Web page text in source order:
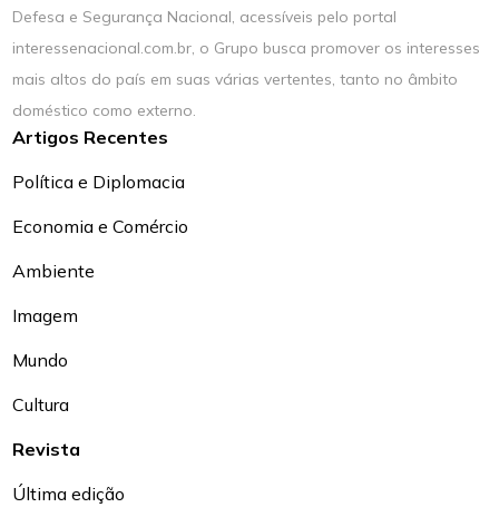
Defesa e Segurança Nacional, acessíveis pelo portal
interessenacional.com.br, o Grupo busca promover os interesses
mais altos do país em suas várias vertentes, tanto no âmbito
doméstico como externo.
Artigos Recentes
Política e Diplomacia
Economia e Comércio
Ambiente
Imagem
Mundo
Cultura
Revista
Última edição